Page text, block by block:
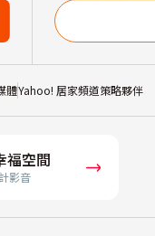
體Yahoo! 居家頻道策略夥伴
福空間
影音